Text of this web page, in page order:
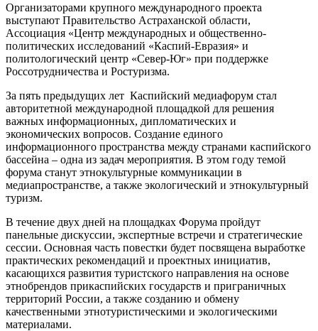
Организаторами крупного международного проекта
выступают Правительство Астраханской области,
Ассоциация «Центр международных и общественно-
политических исследований «Каспий-Евразия» и
политологический центр «Север-Юг» при поддержке
Россотрудничества и Ростуризма.
За пять предыдущих лет Каспийский медиафорум стал
авторитетной международной площадкой для решения
важных информационных, дипломатических и
экономических вопросов. Создание единого
информационного пространства между странами каспийского
бассейна – одна из задач мероприятия. В этом году темой
форума станут этнокультурные коммуникации в
медиапространстве, а также экологический и этнокультурный
туризм.
В течение двух дней на площадках Форума пройдут
панельные дискуссии, экспертные встречи и стратегические
сессии. Основная часть повестки будет посвящена выработке
практических рекомендаций и проектных инициатив,
касающихся развития туристского направления на основе
этнобрендов прикаспийских государств и приграничных
территорий России, а также созданию и обмену
качественными этнотуристическими и экологическими
материалами.